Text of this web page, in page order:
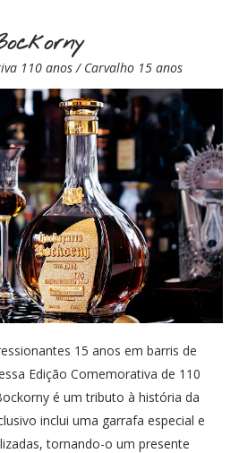
110 anos / Carvalho 15 anos
15 anos em barris de
Edição Comemorativa de 110
é um tributo à história da
inclui uma garrafa especial e
tornando-o um presente